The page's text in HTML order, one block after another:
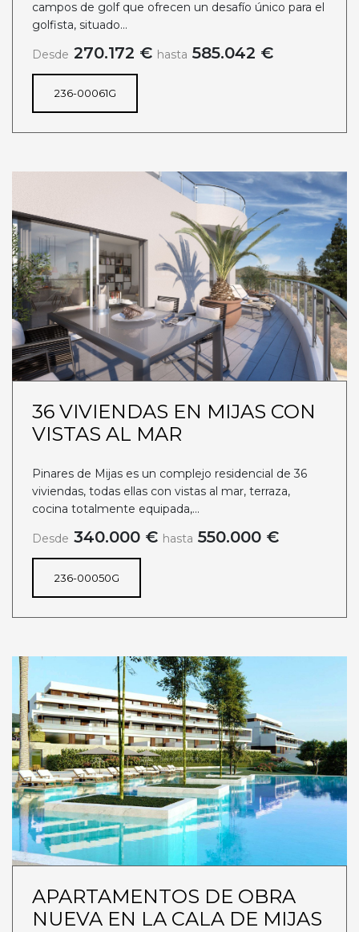
campos de golf que ofrecen un desafío único para el
golfista, situado...
Desde 270.172 € hasta 585.042 €
236-00061G
36 VIVIENDAS EN MIJAS CON
VISTAS AL MAR
Pinares de Mijas es un complejo residencial de 36
viviendas, todas ellas con vistas al mar, terraza,
cocina totalmente equipada,...
Desde 340.000 € hasta 550.000 €
236-00050G
APARTAMENTOS DE OBRA
NUEVA EN LA CALA DE MIJAS